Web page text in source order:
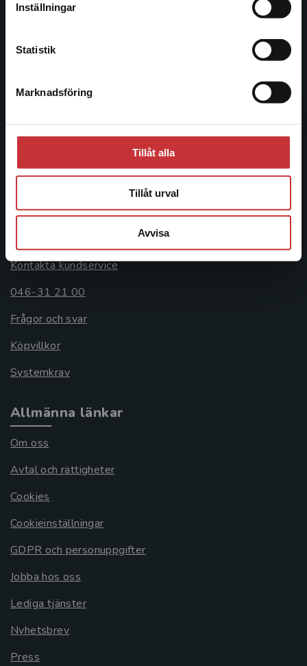
Inställningar
Statistik
Marknadsföring
Tillåt alla
Tillåt urval
Avvisa
Kontakta oss
Kontakta oss
Postadress:
221 00 Lund
Besöksadress:
Åkergränden 1
Kontakta kundservice
046-31 21 00
Frågor och svar
Köpvillkor
Systemkrav
Allmänna länkar
Om oss
Avtal och rättigheter
Cookies
Cookieinställningar
GDPR och personuppgifter
Jobba hos oss
Lediga tjänster
Nyhetsbrev
Press